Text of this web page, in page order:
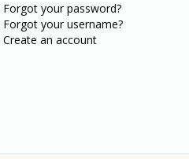
Forgot your password?
Forgot your username?
Create an account